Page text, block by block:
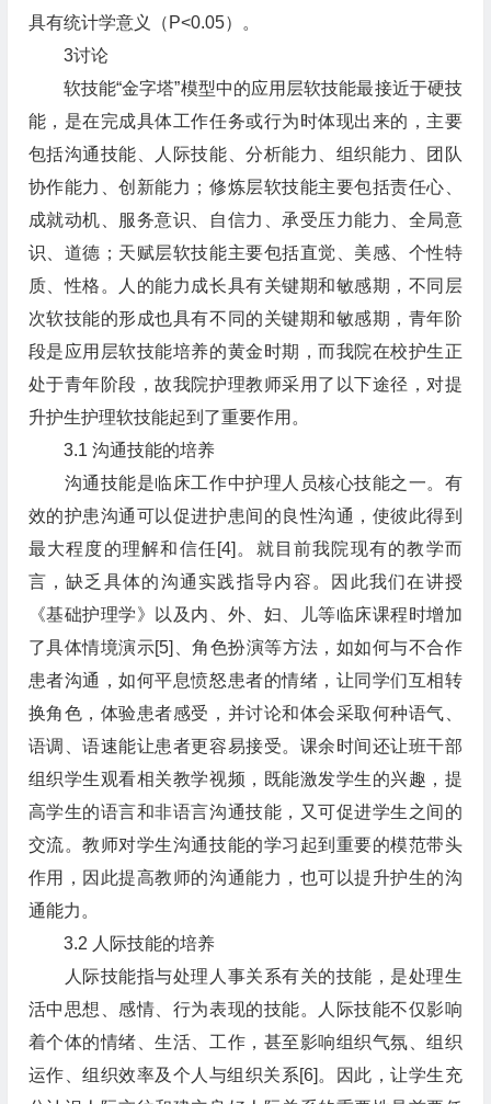
具有统计学意义（P<0.05）。
3讨论
软技能“金字塔”模型中的应用层软技能最接近于硬技
能，是在完成具体工作任务或行为时体现出来的，主要
包括沟通技能、人际技能、分析能力、组织能力、团队
协作能力、创新能力；修炼层软技能主要包括责任心、
成就动机、服务意识、自信力、承受压力能力、全局意
识、道德；天赋层软技能主要包括直觉、美感、个性特
质、性格。人的能力成长具有关键期和敏感期，不同层
次软技能的形成也具有不同的关键期和敏感期，青年阶
段是应用层软技能培养的黄金时期，而我院在校护生正
处于青年阶段，故我院护理教师采用了以下途径，对提
升护生护理软技能起到了重要作用。
3.1 沟通技能的培养
沟通技能是临床工作中护理人员核心技能之一。有
效的护患沟通可以促进护患间的良性沟通，使彼此得到
最大程度的理解和信任[4]。就目前我院现有的教学而
言，缺乏具体的沟通实践指导内容。因此我们在讲授
《基础护理学》以及内、外、妇、儿等临床课程时增加
了具体情境演示[5]、角色扮演等方法，如如何与不合作
患者沟通，如何平息愤怒患者的情绪，让同学们互相转
换角色，体验患者感受，并讨论和体会采取何种语气、
语调、语速能让患者更容易接受。课余时间还让班干部
组织学生观看相关教学视频，既能激发学生的兴趣，提
高学生的语言和非语言沟通技能，又可促进学生之间的
交流。教师对学生沟通技能的学习起到重要的模范带头
作用，因此提高教师的沟通能力，也可以提升护生的沟
通能力。
3.2 人际技能的培养
人际技能指与处理人事关系有关的技能，是处理生
活中思想、感情、行为表现的技能。人际技能不仅影响
着个体的情绪、生活、工作，甚至影响组织气氛、组织
运作、组织效率及个人与组织关系[6]。因此，让学生充